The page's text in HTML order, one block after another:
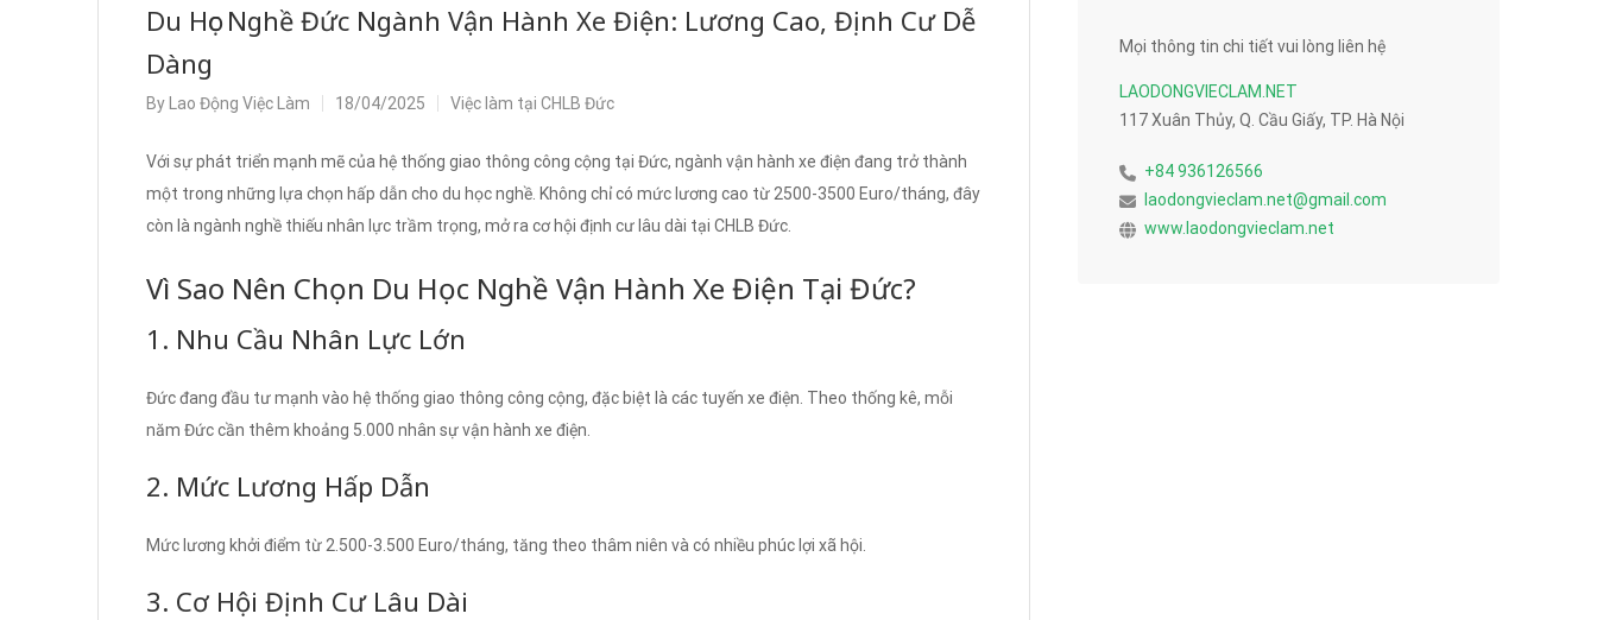
Du Học Nghề Đức Ngành Vận Hành Xe Điện: Lương Cao, Định Cư Dễ
Dàng
By Lao Động Việc Làm 18/04/2025 Việc làm tại CHLB Đức
Với sự phát triển mạnh mẽ của hệ thống giao thông công cộng tại Đức, ngành vận hành xe điện đang trở thành
một trong những lựa chọn hấp dẫn cho du học nghề. Không chỉ có mức lương cao từ 2500-3500 Euro/tháng, đây
còn là ngành nghề thiếu nhân lực trầm trọng, mở ra cơ hội định cư lâu dài tại CHLB Đức.
Vì Sao Nên Chọn Du Học Nghề Vận Hành Xe Điện Tại Đức?
1. Nhu Cầu Nhân Lực Lớn
Đức đang đầu tư mạnh vào hệ thống giao thông công cộng, đặc biệt là các tuyến xe điện. Theo thống kê, mỗi
năm Đức cần thêm khoảng 5.000 nhân sự vận hành xe điện.
2. Mức Lương Hấp Dẫn
Mức lương khởi điểm từ 2.500-3.500 Euro/tháng, tăng theo thâm niên và có nhiều phúc lợi xã hội.
3. Cơ Hội Định Cư Lâu Dài
Mọi thông tin chi tiết vui lòng liên hệ
LAODONGVIECLAM.NET
117 Xuân Thủy, Q. Cầu Giấy, TP. Hà Nội
+84 936126566
laodongvieclam.net@gmail.com
www.laodongvieclam.net